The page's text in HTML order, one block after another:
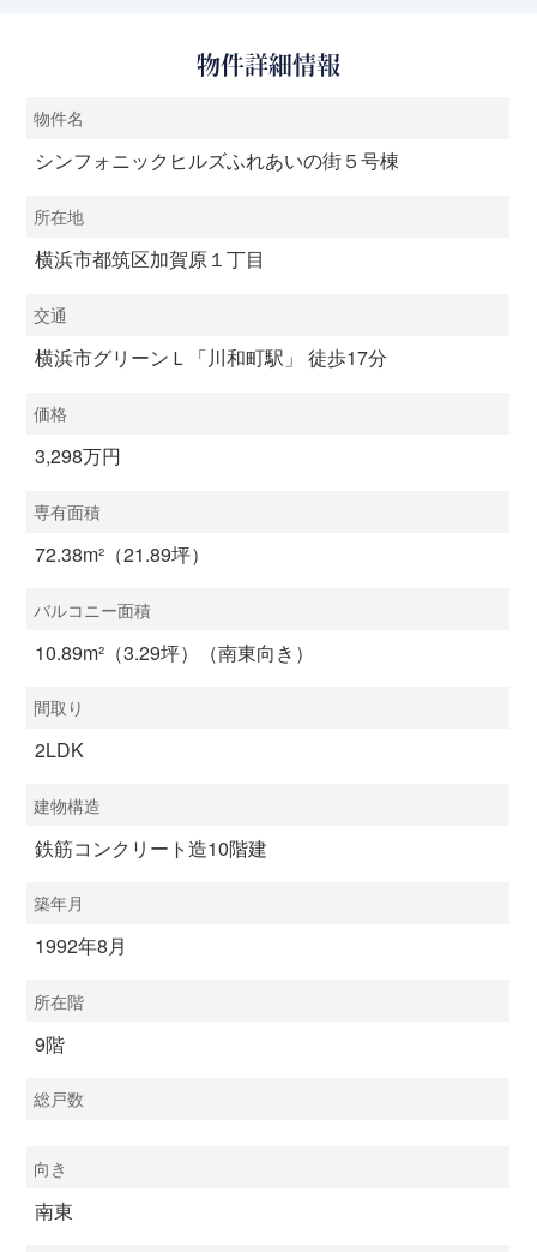
物件詳細情報
物件名
シンフォニックヒルズふれあいの街５号棟
所在地
横浜市都筑区加賀原１丁目
交通
横浜市グリーンＬ「川和町駅」 徒歩17分
価格
3,298万円
専有面積
72.38m²（21.89坪）
バルコニー面積
10.89m²（3.29坪）（南東向き）
間取り
2LDK
建物構造
鉄筋コンクリート造10階建
築年月
1992年8月
所在階
9階
総戸数
向き
南東